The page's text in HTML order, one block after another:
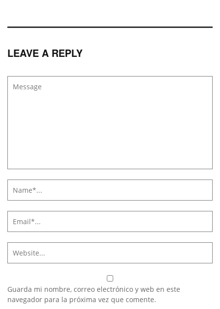
LEAVE A REPLY
Guarda mi nombre, correo electrónico y web en este
navegador para la próxima vez que comente.